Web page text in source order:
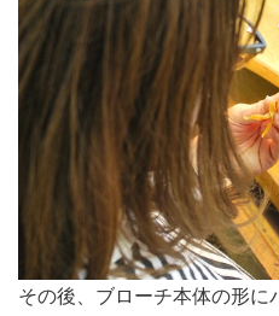
教室風景
教室案内
講師紹介
その後、ブローチ本体の形に